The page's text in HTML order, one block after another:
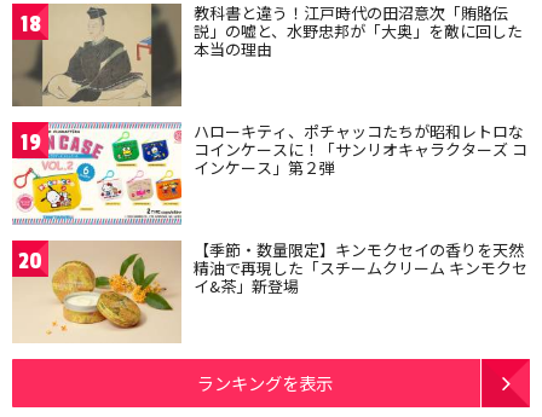
18 教科書と違う！江戸時代の田沼意次「賄賂伝
説」の嘘と、水野忠邦が「大奥」を敵に回した
本当の理由
19 ハローキティ、ポチャッコたちが昭和レトロな
コインケースに！「サンリオキャラクターズ コ
インケース」第２弾
20 【季節・数量限定】キンモクセイの香りを天然
精油で再現した「スチームクリーム キンモクセ
イ&茶」新登場
ランキングを表示